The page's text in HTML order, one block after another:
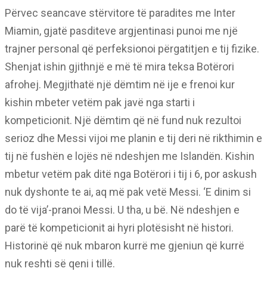
Përvec seancave stërvitore të paradites me Inter
Miamin, gjatë pasditeve argjentinasi punoi me një
trajner personal që perfeksionoi përgatitjen e tij fizike.
Shenjat ishin gjithnjë e më të mira teksa Botërori
afrohej. Megjithatë një dëmtim në ije e frenoi kur
kishin mbeter vetëm pak javë nga starti i
kompeticionit. Një dëmtim që në fund nuk rezultoi
serioz dhe Messi vijoi me planin e tij deri në rikthimin e
tij në fushën e lojës në ndeshjen me Islandën. Kishin
mbetur vetëm pak ditë nga Botërori i tij i 6, por askush
nuk dyshonte te ai, aq më pak vetë Messi. ‘E dinim si
do të vija’-pranoi Messi. U tha, u bë. Në ndeshjen e
parë të kompeticionit ai hyri plotësisht në histori.
Historinë që nuk mbaron kurrë me gjeniun që kurrë
nuk reshti së qeni i tillë.